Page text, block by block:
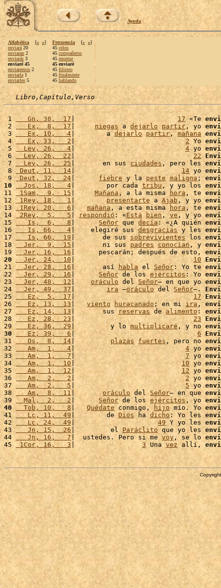
Ayuda
Alfabética [« »]
enviará 20
enviaran 2
enviarás 3
enviaré 45
enviaremos 2
enviarla 1
enviarles 5
Frecuencia [« »]
45 celos
45 compañeros
45 enorme
45 enviaré
45 filisteo
45 finalmente
45 hablando
Libro,Capítulo,Verso
1
   Gn, 38,  17
| 17 «Te
2
   Ex,  8,  17
| niegas a dejarlo partir , yo
3
   Ex, 10,   4
|        a dejarlo partir , mañana
4
   Ex, 33,   2
| 2 Yo
5
  Lev, 26,   4
| 4 yo
6
  Lev, 26,  22
| 22
7
  Lev, 26,  25
|       en sus ciudades , pero les
8
Deut, 11,  14 | 14 yo
9 Deut, 32,  24 | fiebre y la peste maligna ;
10
  Jos, 18,   4
|        por cada tribu , y yo los
11 1Sam,  9,  15 | Mañana , a la misma hora , te
12 1Rey, 18,   1 | presentarte a Ajab , y yo
13
1Rey, 20,   6| mañana , a esta misma hora, te
14 2Rey,  5,   5 | respondió : «Está bien, ve , y yo
15
   Is,  6,   8
| Señor que decía: «¿A quién
16
   Is, 66,   4
|    elegiré sus desgracias y les
17
   Is, 66,  19
|       de sus sobrevivientes los
18
  Jer,  9,  15
|       ni sus padres conocían , y
19
  Jer, 16,  16
|      pescarán; después de esto,
20
  Jer, 24,  10
| 10
21
  Jer, 28,  16
|       así habla el Señor: Yo te
22
  Jer, 29,  16
| Señor de los ejércitos : Yo
23
  Jer, 48,  12
| oráculo del Señor– en que yo
24
  Jer, 49,  37
| ira –oráculo del Señor–.
25
   Ez,  5,  17
| 17
26
   Ez, 13,  13
| viento huracanado ; en mi ira ,
27
   Ez, 14,  13
|       sus reservas de alimento :
28
   Ez, 28,  23
| 23
29
   Ez, 36,  29
|         y lo multiplicaré , y no
30
   Ez, 39,   6
| 6
31
   Os,  8,  14
| plazas fuertes , pero no
32
   Am,  1,   4
| 4 yo
33
   Am,  1,   7
| 7 yo
34
   Am,  1,  10
| 10 yo
35
   Am,  1,  12
| 12 yo
36
   Am,  2,   2
| 2 yo
37
   Am,  2,   5
| 5 yo
38
   Am,  8,  11
| oráculo del Señor– en que
39
  Mal,  2,   2
| Señor de los ejércitos , yo
40
  Tob, 10,   8
| Quédate conmigo, hijo mío. Yo
41
   Lc, 11,  49
|        de Dios ha dicho : Yo les
42
   Lc, 24,  49
| 49 Y yo les
43
   Jn, 15,  26
|         el Paráclito que yo les
44
   Jn, 16,   7
|  ustedes. Pero si me voy , se lo
45 1Cor, 16,   3 | 3 Una vez allí,